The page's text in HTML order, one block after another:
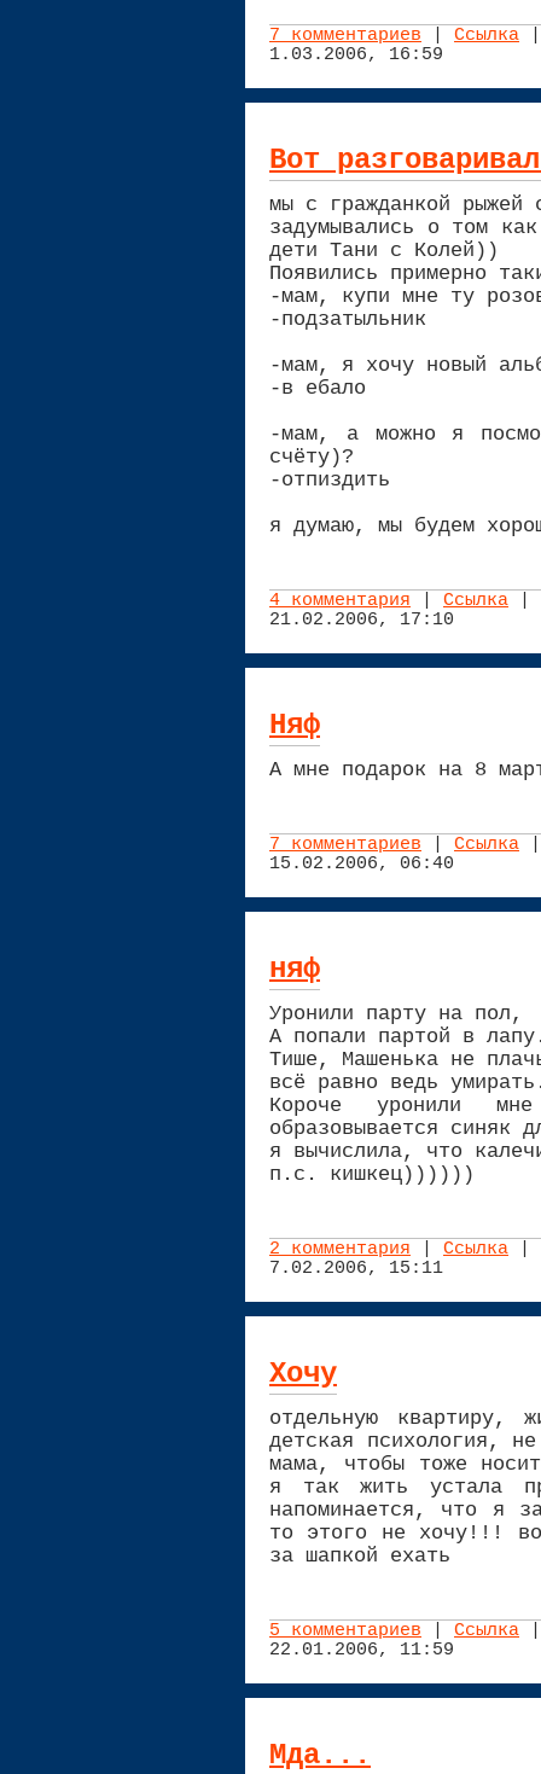
7 комментариев Ссылка
1.03.2006, 16:59
Вот
мы с гражданкой рыжей
задумывались о том
дети Тани с Колей))
Появились примерно
-мам, купи мне ту
-подзатыльник
-мам, я хочу новый
-в ебало
-мам, а можно я
счёту)?
-отпиздить
я думаю, мы будем
4 комментария Ссылка
21.02.2006, 17:10
Няф
А мне подарок на 8
7 комментариев Ссылка
15.02.2006, 06:40
няф
Уронили парту на пол,
А попали партой в
Тише, Машенька не
всё равно ведь
Короче уронили
образовывается синяк
я вычислила, что
п.с. кишкец))))))
2 комментария Ссылка
7.02.2006, 15:11
Хочу
отдельную
детская психология,
мама, чтобы тоже
я так жить устала
напоминается, что я
то этого не хочу!!!
за шапкой ехать
5 комментариев Ссылка
22.01.2006, 11:59
Мда...